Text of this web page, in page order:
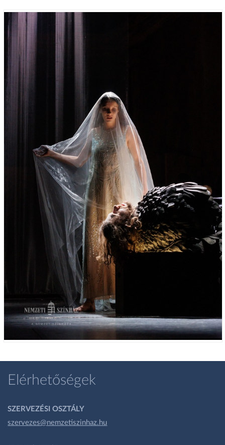
Elérhetőségek
SZERVEZÉSI OSZTÁLY
szervezes@nemzetiszinhaz.hu